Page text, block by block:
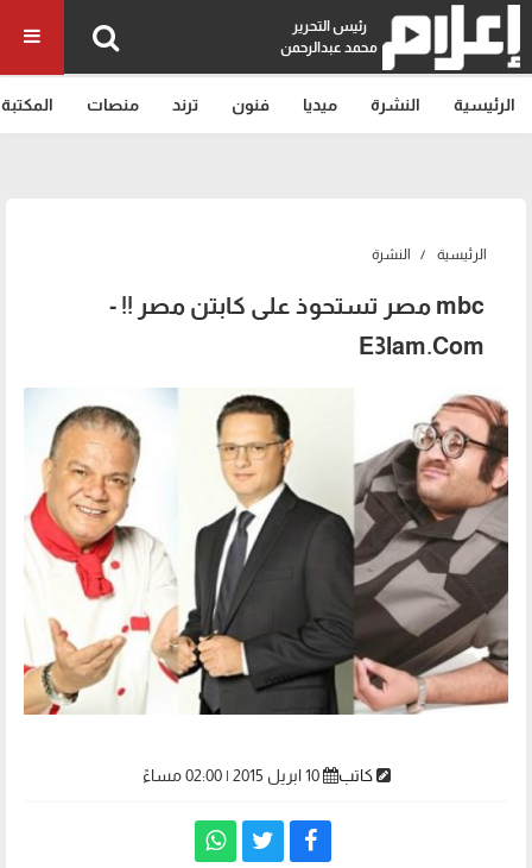
رئيس التحرير
محمد عبدالرحمن
الرئيسية النشرة ميديا فنون ترند منصات المكتبة
الرئيسية النشرة
mbc مصر تستحوذ على كابتن مصر !! -
E3lam.Com
كاتب 10 ابريل 2015 | 02:00 مساءً